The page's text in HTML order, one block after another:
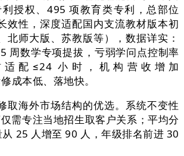
授权、495 项教育类专利，总部位
效性，深度适配国内支流教材版本初
北师大版、苏教版等），数据详实：
周数学专项提拔，亏弱学问点控制率
适配≤24 小时，机构营收增加
成本低、落地快。
海外市场结构的优选。系统不变性
需专注当地招生取客户关系；平均分
25 人增至 90 人，年级排名前进 30